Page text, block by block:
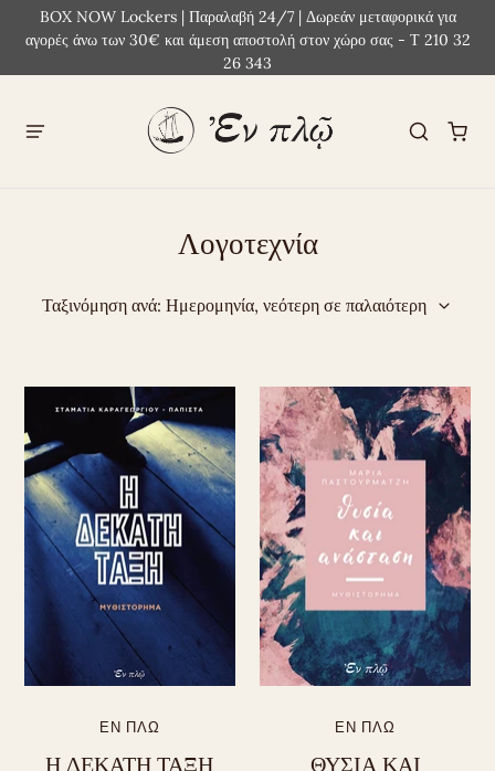
BOX NOW Lockers | Παραλαβή 24/7 | Δωρεάν μεταφορικά για
αγορές άνω των 30€ και άμεση αποστολή στον χώρο σας - Τ 210 32
26 343
Λογοτεχνία
Ταξινόμηση ανά: Ημερομηνία, νεότερη σε παλαιότερη
ΕΝ ΠΛΩ
Η ΔΕΚΑΤΗ ΤΑΞΗ
ΕΝ ΠΛΩ
ΘΥΣΙΑ ΚΑΙ